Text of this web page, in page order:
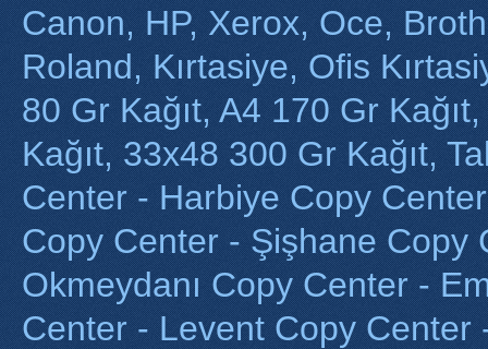
Canon, HP, Xerox, Oce,
Roland, Kırtasiye, Ofis
80 Gr Kağıt, A4 170 Gr
Kağıt, 33x48 300 Gr Kağıt,
Center - Harbiye Copy
Copy Center - Şişhane Copy
Okmeydanı Copy Center -
Center - Levent Copy